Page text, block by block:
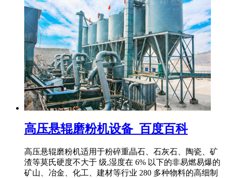
高压悬辊磨粉机设备_百度百科
高压悬辊磨粉机适用于粉碎重晶石、石灰石、陶瓷、矿
渣等莫氏硬度不大于 级,湿度在 6% 以下的非易燃易爆的
矿山、冶金、化工、建材等行业 280 多种物料的高细制